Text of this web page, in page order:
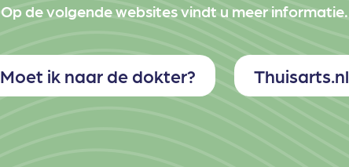
Op de volgende websites vindt u meer informatie.
Moet ik naar de dokter? Thuisarts.nl